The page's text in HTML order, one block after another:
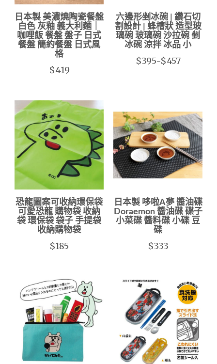
日本製 美濃燒陶瓷餐盤
白色 灰釉 義大利麵｜
咖哩飯 餐盤 盤子 日式
餐盤 簡約餐盤 日式風
格
$419
六邊形剉冰碗 | 鑽石切
割設計 | 蜂槽狀 造型玻
璃碗 玻璃碗 沙拉碗 剉
冰碗 涼拌 冰品 小
$395-$457
恐龍圖案可收納環保袋
可愛恐龍 購物袋 收納
袋 環保袋 袋子 手提袋
收納購物袋
$185
日本製 哆啦A夢 醬油碟
Doraemon 醬油碟 碟子
小菜碟 醬料碟 小碟 豆
碟
$333